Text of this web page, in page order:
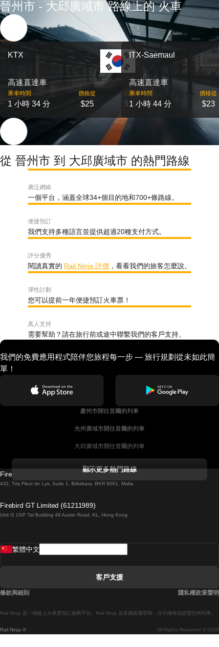
晉州市 - 大邱廣域市 路線上的 火車
KTX
高速直達車
乘車時間
1 小時 34 分
價格從
$25
出發
3
ITX-Saemaul
高速直達車
乘車時間
1 小時 44 分
價格從
$23
從 晉州市 到 大邱廣域市 的熱門路線
廣泛網絡
一個平台，涵蓋全球34+個目的地和700+條路線。
便捷預訂
我們支持多種語言並提供超過20種支付方式。
評分優秀
閱讀真實的 Rail Ninja 評價 ，看看我們的旅客怎麼說。
彈性計劃
您可以提前一年便捷預訂火車票！
真人支持
需要幫助？請在旅行前或途中聯繫我們的客戶支持。
我們的免費應用程式陪伴您旅程每一步 — 旅行規劃從未如此簡
單！
慶州市開往首爾的列車
光州廣域市開往首爾的列車
大邱廣域市開往首爾的列車
都柏林開往戈尔韦的列車
羅馬開往拿坡里的列車
顯示更多熱門路線
Firebird GT Limited (OC 1451)
432, Triq Fleur de Lys, Suite 1, Birkirkara, BKR 9061, Malta
Firebird GT Limited (61211989)
Unit G 15/F Tal Building 49 Austin Road, KL, Hong Kong
Rail Ninja ® All Rights Reserved © 2026
Rail Ninja 是一個線上火車票預訂服務平台。Rail Ninja 並非鐵路運營商，亦不擁有或經營任何列車。
繁體中文
客戶支援
條款與細則 隱私權政策聲明